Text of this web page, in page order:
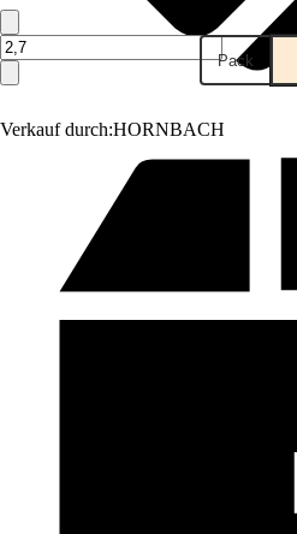
Verkauf durch:HORNBACH
Pack